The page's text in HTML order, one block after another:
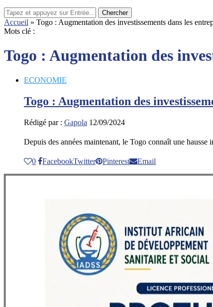
Chercher
Accueil » Togo : Augmentation des investissements dans les
Mots clé :
Togo : Augmentation des
ECONOMIE
Togo : Augmentation des
Rédigé par : Gapola 12/09/2024
Depuis des années maintenant, le Togo connaît une
0 FacebookTwitter Pinterest Email